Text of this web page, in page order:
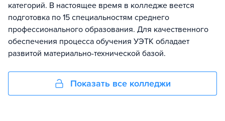
категорий. В настоящее время в колледже веется
подготовка по 15 специальностям среднего
профессионального образования. Для качественного
обеспечения процесса обучения УЭТК обладает
развитой материально-технической базой.
Показать все колледжи